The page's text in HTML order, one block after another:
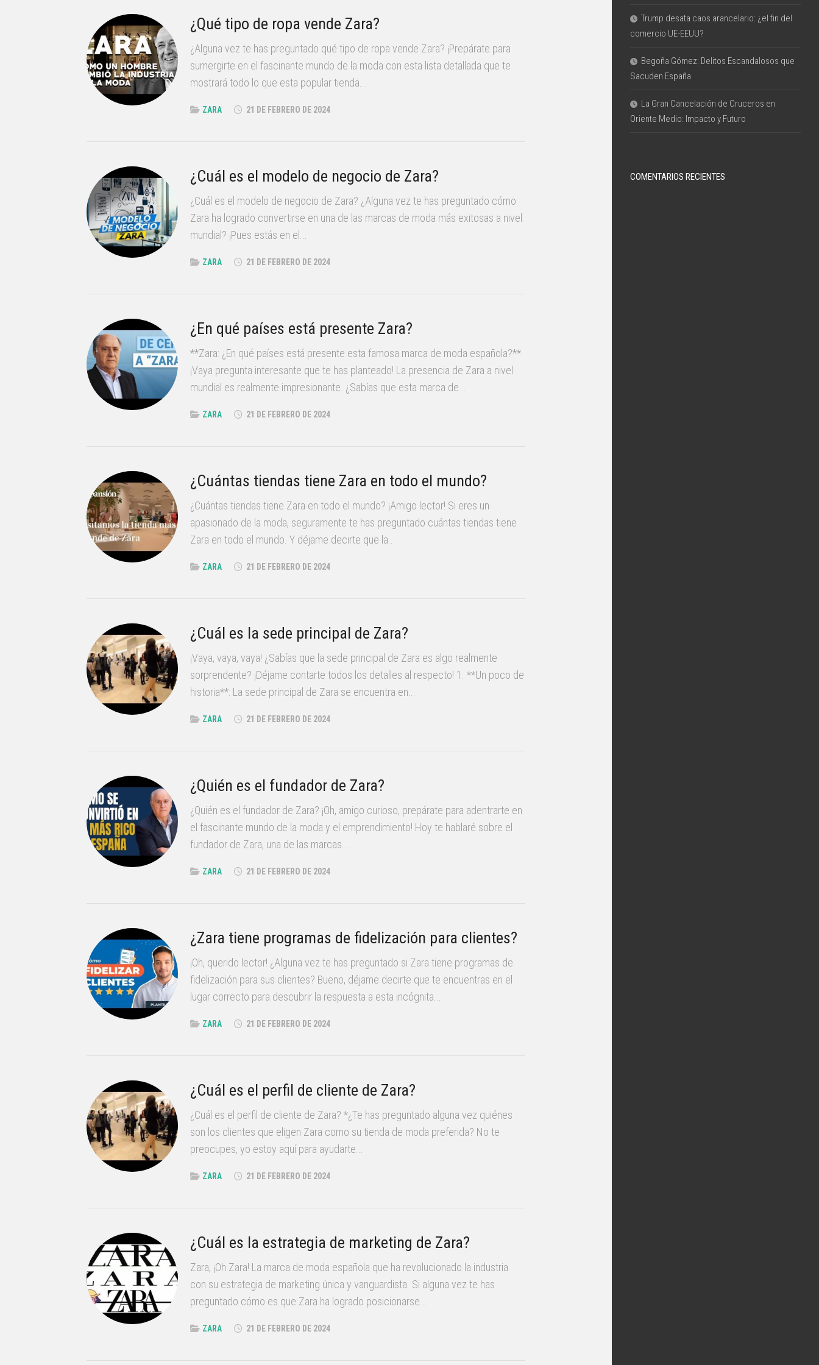
¿Qué tipo de ropa vende Zara?
¿Alguna vez te has preguntado qué tipo de ropa vende Zara? ¡Prepárate para
sumergirte en el fascinante mundo de la moda con esta lista detallada que te
mostrará todo lo que esta popular tienda...
ZARA 21 DE FEBRERO DE 2024
¿Cuál es el modelo de negocio de Zara?
¿Cuál es el modelo de negocio de Zara? ¿Alguna vez te has preguntado cómo
Zara ha logrado convertirse en una de las marcas de moda más exitosas a nivel
mundial? ¡Pues estás en el...
ZARA 21 DE FEBRERO DE 2024
¿En qué países está presente Zara?
**Zara: ¿En qué países está presente esta famosa marca de moda española?**
¡Vaya pregunta interesante que te has planteado! La presencia de Zara a nivel
mundial es realmente impresionante. ¿Sabías que esta marca de...
ZARA 21 DE FEBRERO DE 2024
¿Cuántas tiendas tiene Zara en todo el mundo?
¿Cuántas tiendas tiene Zara en todo el mundo? ¡Amigo lector! Si eres un
apasionado de la moda, seguramente te has preguntado cuántas tiendas tiene
Zara en todo el mundo. Y déjame decirte que la...
ZARA 21 DE FEBRERO DE 2024
¿Cuál es la sede principal de Zara?
¡Vaya, vaya, vaya! ¿Sabías que la sede principal de Zara es algo realmente
sorprendente? ¡Déjame contarte todos los detalles al respecto! 1. **Un poco de
historia**: La sede principal de Zara se encuentra en...
ZARA 21 DE FEBRERO DE 2024
¿Quién es el fundador de Zara?
¿Quién es el fundador de Zara? ¡Oh, amigo curioso, prepárate para adentrarte en
el fascinante mundo de la moda y el emprendimiento! Hoy te hablaré sobre el
fundador de Zara, una de las marcas...
ZARA 21 DE FEBRERO DE 2024
¿Zara tiene programas de fidelización para clientes?
¡Oh, querido lector! ¿Alguna vez te has preguntado si Zara tiene programas de
fidelización para sus clientes? Bueno, déjame decirte que te encuentras en el
lugar correcto para descubrir la respuesta a esta incógnita...
ZARA 21 DE FEBRERO DE 2024
¿Cuál es el perfil de cliente de Zara?
¿Cuál es el perfil de cliente de Zara? *¿Te has preguntado alguna vez quiénes
son los clientes que eligen Zara como su tienda de moda preferida? No te
preocupes, yo estoy aquí para ayudarte...
ZARA 21 DE FEBRERO DE 2024
¿Cuál es la estrategia de marketing de Zara?
Zara, ¡Oh Zara! La marca de moda española que ha revolucionado la industria
con su estrategia de marketing única y vanguardista. Si alguna vez te has
preguntado cómo es que Zara ha logrado posicionarse...
ZARA 21 DE FEBRERO DE 2024
Trump desata caos arancelario: ¿el fin del
comercio UE-EEUU?
Begoña Gómez: Delitos Escandalosos que
Sacuden España
La Gran Cancelación de Cruceros en
Oriente Medio: Impacto y Futuro
COMENTARIOS RECIENTES